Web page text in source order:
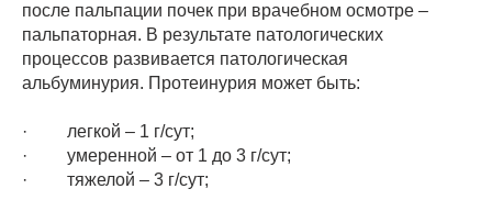
после пальпации почек при врачебном осмотре –
пальпаторная. В результате патологических
процессов развивается патологическая
альбуминурия. Протеинурия может быть:
· легкой – 1 г/сут;
· умеренной – от 1 до 3 г/сут;
· тяжелой – 3 г/сут;